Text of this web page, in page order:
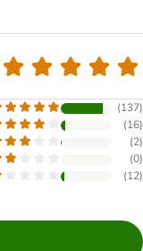
(137)
(16)
(2)
(0)
(12)